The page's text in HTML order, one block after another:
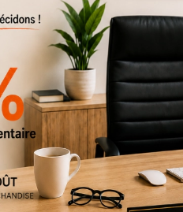
30%
Luminaire
115 $ 169 $